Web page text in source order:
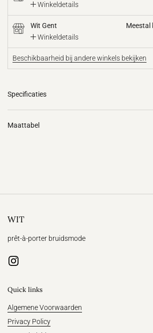
Winkeldetails
Wit Gent
Winkeldetails
Meestal
Beschikbaarheid bij andere winkels bekijken
Specificaties
Maattabel
WIT
prêt-à-porter bruidsmode
Instagram
Quick links
Algemene Voorwaarden
Privacy Policy